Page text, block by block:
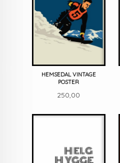
HEMSEDAL VINTAGE
POSTER
Pris
250,00